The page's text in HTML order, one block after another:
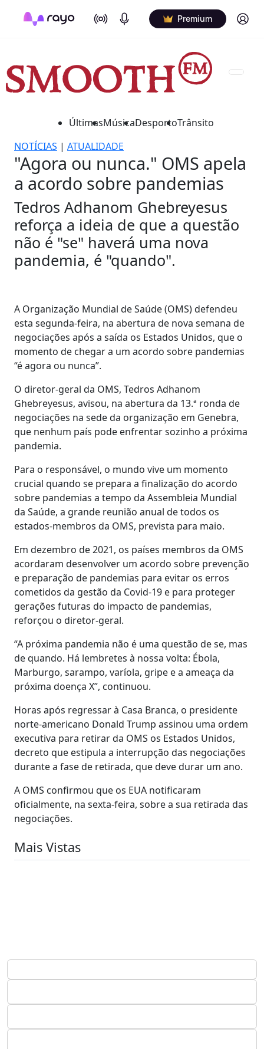
On Air Podcasts Premium Log in
ÚltimasMúsicaDesportoTrânsito
NOTÍCIAS | ATUALIDADE
"Agora ou nunca." OMS apela
a acordo sobre pandemias
Tedros Adhanom Ghebreyesus
reforça a ideia de que a questão
não é "se" haverá uma nova
pandemia, é "quando".
A Organização Mundial de Saúde (OMS) defendeu
esta segunda-feira, na abertura de nova semana de
negociações após a saída os Estados Unidos, que o
momento de chegar a um acordo sobre pandemias
“é agora ou nunca”.
O diretor-geral da OMS, Tedros Adhanom
Ghebreyesus, avisou, na abertura da 13.ª ronda de
negociações na sede da organização em Genebra,
que nenhum país pode enfrentar sozinho a próxima
pandemia.
Para o responsável, o mundo vive um momento
crucial quando se prepara a finalização do acordo
sobre pandemias a tempo da Assembleia Mundial
da Saúde, a grande reunião anual de todos os
estados-membros da OMS, prevista para maio.
Em dezembro de 2021, os países membros da OMS
acordaram desenvolver um acordo sobre prevenção
e preparação de pandemias para evitar os erros
cometidos da gestão da Covid-19 e para proteger
gerações futuras do impacto de pandemias,
reforçou o diretor-geral.
“A próxima pandemia não é uma questão de se, mas
de quando. Há lembretes à nossa volta: Ébola,
Marburgo, sarampo, varíola, gripe e a ameaça da
próxima doença X”, continuou.
Horas após regressar à Casa Branca, o presidente
norte-americano Donald Trump assinou uma ordem
executiva para retirar da OMS os Estados Unidos,
decreto que estipula a interrupção das negociações
durante a fase de retirada, que deve durar um ano.
A OMS confirmou que os EUA notificaram
oficialmente, na sexta-feira, sobre a sua retirada das
negociações.
Mais Vistas